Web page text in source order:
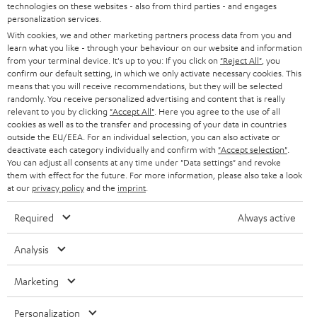
Die Teufel Streaming Serie – intelligente
Aktivlautsprecher
Wir bieten dir mit den Aktivlautsprechern der Teufel Streaming-Serie
gleich mehrfach integrierte innovative und clevere Technologie an.
Hierbei handelt es sich um Aktivboxen, die scheinbar vollkommen
autonom sind. Denn die Musik wird kabellos über WLAN oder Bluetooth
übertragen. Ausgewählte Teufel Streaming Lautsprecher können durch die
Raumfeld-Technologie komplett per Teufel Raumfeld App gesteuet.
Kompakte Varianten dieser Aktivboxen sind der TEUFEL ONE S und der
TEUFEL ONE M. Wer es klanglich großzügiger mag, findet passendes im
aktiven Regallautsprecher STEREO M oder die 3-Wege-Aktivlautsprecher
TEUFEL STEREO L. Die Radiofans unter uns sollten auch das RADIO 3SIXTY
oder das noch kompakete RADIO ONE in betracht ziehen. Das RADIO
3SIXTY lässt sich bequem per Teufel Remote App steuern und bietet dir die
gesamte Welt der online Radiosender.
Wer keine App nutzen will und sich den Weg zum Gerät ersparen möchte,
der kann mit unserer HOLIST-Serie auch die Sprachsteuerung über
Amazon Alexa nutzen. Multiroom mit anderen Alexa Geräten ist durch die
Amazon App möglich und falls ein mal Stille herrschen soll, können die
d
u
n
g
SOUNDBARS
STEREO
SMART HOME
BLUETOOTH-LAUTSPRECHER
KOPFHÖRER
BLUETOOTH-KOPFHÖRER
LAUTSPRECHER
ULTIMA-SERIE
IN-EAR-KOPFHÖRER
PRESSE & MARKETING
GESCHÄFTSKUNDEN
PARTNERPROGRAMM
BLOG
NEWSLETTER
STORES
DEINE VORTEILE BEI TEUFEL
TEUFEL STORY
UNSER MANAGEMENT
DEUTSCHLAND
ÖSTERREICH
SCHWEIZ
NIEDERLANDE
BELGIEN
POLEN
Technische Änderungen, Tippfehler und Irrtum vorbehalten. Das auf unseren
Fotos abgebildete Zubehör ist nicht im Lieferumfang enthalten. Etwaige
technologies on these websites - also from third parties - and engages
personalization services.
With cookies, we and other marketing partners process data from you and
learn what you like - through your behaviour on our website and information
from your terminal device. It's up to you: If you click on "Reject All" , you
confirm our default setting, in which we only activate necessary cookies. This
means that you will receive recommendations, but they will be selected
randomly. You receive personalized advertising and content that is really
relevant to you by clicking "Accept All" . Here you agree to the use of all
cookies as well as to the transfer and processing of your data in countries
outside the EU/EEA. For an individual selection, you can also activate or
deactivate each category individually and confirm with "Accept selection"
You can adjust all consents at any time under "Data settings" and revoke
them with effect for the future. For more information, please also take a look
at our privacy policyand the imprint
Required Always active
Analysis
Marketing
Personalization